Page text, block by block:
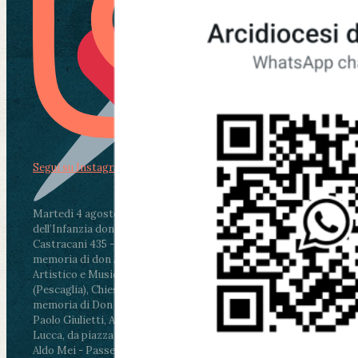
Martedì 4 agosto2026
ore 11:30 - Lucca, Scuola
dell’Infanzia don Aldo Mei - Viale Castruccio
Castracani 435 - Inaugurazione murales in
memoria di don Aldo Mei curato dal Liceo
Artistico e Musicale “Passaglia”
ore 18 - Fiano
(Pescaglia), Chiesa parrocchiale - Messa in
memoria di Don Aldo Mei celebrata da mons.
Paolo Giulietti, Arcivescovo di Lucca
ore 20.30 -
Lucca, da piazza San Michele al Cippo di don
Aldo Mei - Passeggiata della Memoria in alcuni
Segui su Instagram